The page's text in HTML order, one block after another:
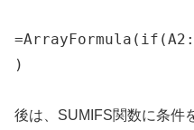
=ArrayFormula ( if (
)
後は、SUMIFS関数に条件